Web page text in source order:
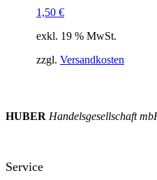
1,50 €
exkl. 19 % MwSt.
zzgl. Versandkosten
HUBER Handelsgesellschaft
Service